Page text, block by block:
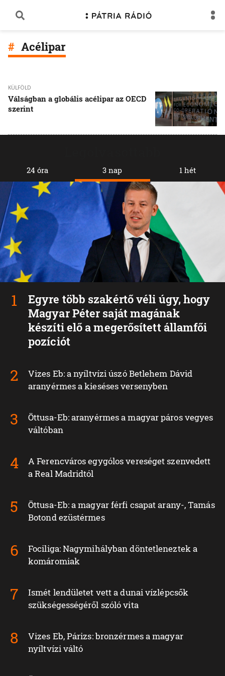
Acélipar
KÜLFÖLD
Válságban a globális acélipar az OECD
szerint
24 óra 3 nap
Egyre több szakértő véli úgy, hogy
Magyar Péter saját magának
készíti elő a megerősített államfői
pozíciót
Vizes Eb: a nyíltvízi úszó Betlehem Dávid
aranyérmes a kieséses versenyben
Öttusa-Eb: aranyérmes a magyar páros vegyes
váltóban
A Ferencváros egygólos vereséget szenvedett
a Real Madridtól
Öttusa-Eb: a magyar férfi csapat arany-, Tamás
Botond ezüstérmes
Fociliga: Nagymihályban döntetleneztek a
komáromiak
Ismét lendületet vett a dunai vízlépcsők
szükségességéről szóló vita
Vizes Eb, Párizs: bronzérmes a magyar
nyíltvízi váltó
1 hét